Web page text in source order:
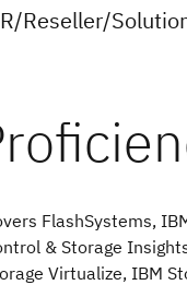
Reseller/
FlashSystems,
& Storage
Virtualize, IBM